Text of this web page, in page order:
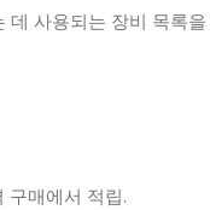
데 사용되는 장비 목록
구매에서 적립.